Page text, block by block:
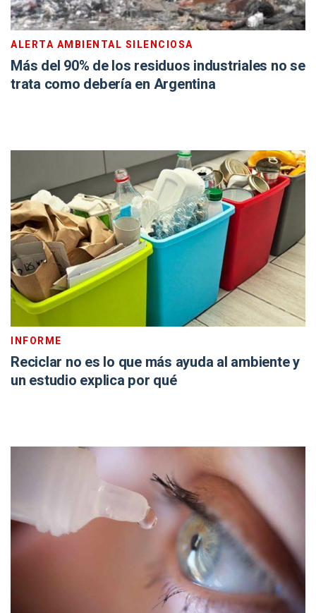
ALERTA AMBIENTAL SILENCIOSA
Más del 90% de los residuos industriales no se
trata como debería en Argentina
INFORME
Reciclar no es lo que más ayuda al ambiente y
un estudio explica por qué